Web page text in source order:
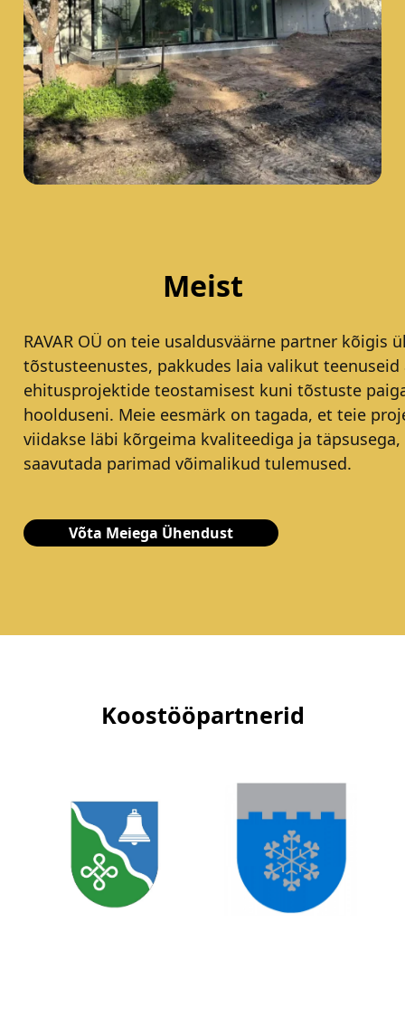
Meist
RAVAR OÜ on teie usaldusväärne partner kõigis
tõstusteenustes, pakkudes laia valikut teenuseid
ehitusprojektide teostamisest kuni tõstuste
hoolduseni. Meie eesmärk on tagada, et teie
viidakse läbi kõrgeima kvaliteediga ja täpsusega,
saavutada parimad võimalikud tulemused.
Võta Meiega Ühendust
Koostööpartnerid